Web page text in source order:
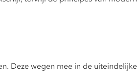
Deze wegen mee in de uiteindelijke